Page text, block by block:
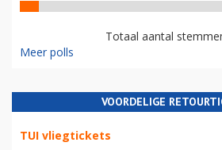
Totaal aantal
Meer polls
VOORDELIGE
TUI vliegtickets